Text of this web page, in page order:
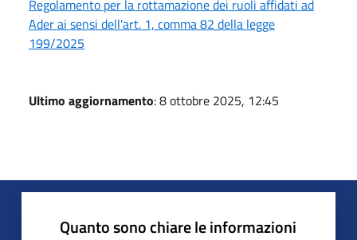
Regolamento per la rottamazione dei ruoli affidati ad
Ader ai sensi dell'art. 1, comma 82 della legge
199/2025
Ultimo aggiornamento: 8 ottobre 2025, 12:45
Quanto sono chiare le informazioni